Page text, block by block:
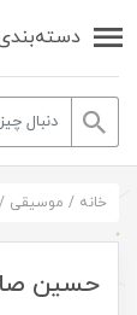
خانه / موسیقی /
حسین